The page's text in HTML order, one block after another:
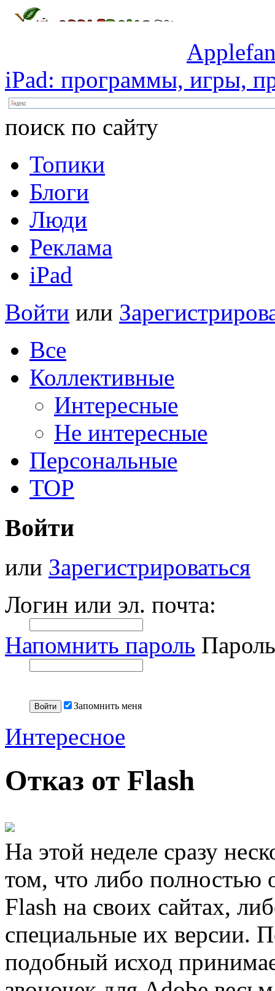
iPad: программы, игры,
поиск по сайту
Топики
Блоги
Люди
Реклама
iPad
Войти или
Все
Коллективные
Интересные
Не интересные
Персональные
TOP
Войти
или Зарегистрироваться
Логин или эл. почта:
Напомнить пароль
Запомнить меня
Интересное
Отказ от Flash
На этой неделе сразу
том, что либо полностью
Flash на своих сайтах,
специальные их версии.
подобный исход